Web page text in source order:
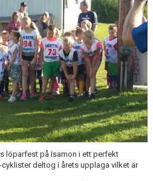
löparfest på Isamon i ett perfekt
deltog i årets upplaga vilket är